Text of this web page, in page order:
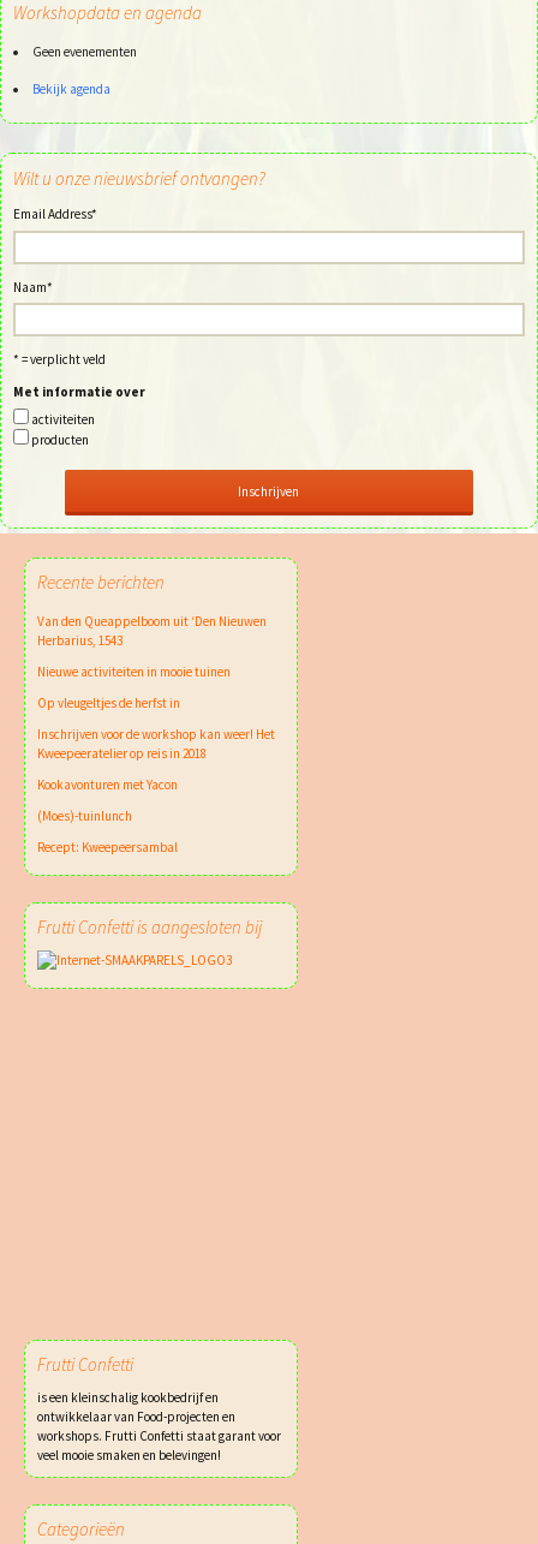
Workshopdata en agenda
Geen evenementen
Bekijk agenda
Wilt u onze nieuwsbrief ontvangen?
Email Address*
Naam*
* = verplicht veld
Met informatie over
activiteiten
producten
Recente berichten
Van den Queappelboom uit ‘Den Nieuwen
Herbarius, 1543
Nieuwe activiteiten in mooie tuinen
Op vleugeltjes de herfst in
Inschrijven voor de workshop kan weer! Het
Kweepeeratelier op reis in 2018
Kookavonturen met Yacon
(Moes)-tuinlunch
Recept: Kweepeersambal
Frutti Confetti is aangesloten bij
Frutti Confetti
is een kleinschalig kookbedrijf en
ontwikkelaar van Food-projecten en
workshops. Frutti Confetti staat garant voor
veel mooie smaken en belevingen!
Categorieën